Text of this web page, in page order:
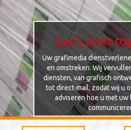
Let's print
Uw grafimedia
en omstreken. Wij
diensten, van grafisch
tot direct-mail, zodat wij u
adviseren hoe u met